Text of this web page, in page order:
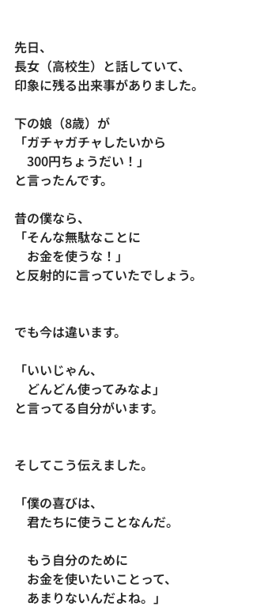
先日、
長女（高校生）と話していて、
印象に残る出来事がありました。
下の娘（8歳）が
「ガチャガチャしたいから
300円ちょうだい！」
と言ったんです。
昔の僕なら、
「そんな無駄なことに
お金を使うな！」
と反射的に言っていたでしょう。
でも今は違います。
「いいじゃん、
どんどん使ってみなよ」
と言ってる自分がいます。
そしてこう伝えました。
「僕の喜びは、
君たちに使うことなんだ。
もう自分のために
お金を使いたいことって、
あまりないんだよね。」